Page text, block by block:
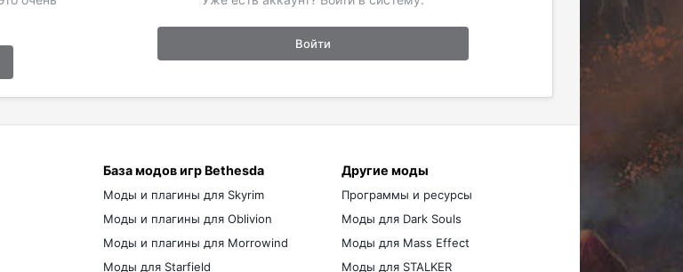
Войти
База модов игр Bethesda
Моды и плагины для Skyrim
Моды и плагины для Oblivion
Моды и плагины для Morrowind
Моды для Starfield
Другие моды
Программы и ресурсы
Моды для Dark Souls
Моды для Mass Effect
Моды для STALKER